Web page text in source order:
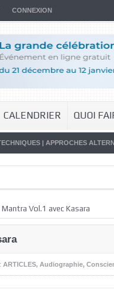
CONNEXION
CALENDRIER QUOI
| APPROCHES
Mantra Vol.1 avec Kasara
ARTICLES, Audiographie,